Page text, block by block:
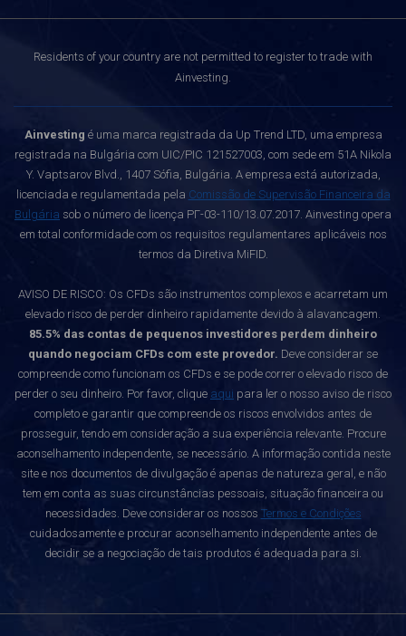
Residents of your country are not permitted to register to trade with
Ainvesting.
Ainvesting é uma marca registrada da Up Trend LTD, uma empresa
registrada na Bulgária com UIC/PIC 121527003, com sede em 51A Nikola
Y. Vaptsarov Blvd., 1407 Sófia, Bulgária. A empresa está autorizada,
licenciada e regulamentada pela Comissão de Supervisão Financeira da
Bulgária sob o número de licença РГ-03-110/13.07.2017. Ainvesting opera
em total conformidade com os requisitos regulamentares aplicáveis nos
termos da Diretiva MiFID.
AVISO DE RISCO: Os CFDs são instrumentos complexos e acarretam um
elevado risco de perder dinheiro rapidamente devido à alavancagem.
85.5% das contas de pequenos investidores perdem dinheiro
quando negociam CFDs com este provedor. Deve considerar se
compreende como funcionam os CFDs e se pode correr o elevado risco de
perder o seu dinheiro. Por favor, clique aqui para ler o nosso aviso de risco
completo e garantir que compreende os riscos envolvidos antes de
prosseguir, tendo em consideração a sua experiência relevante. Procure
aconselhamento independente, se necessário. A informação contida neste
site e nos documentos de divulgação é apenas de natureza geral, e não
tem em conta as suas circunstâncias pessoais, situação financeira ou
necessidades. Deve considerar os nossos Termos e Condições
cuidadosamente e procurar aconselhamento independente antes de
decidir se a negociação de tais produtos é adequada para si.